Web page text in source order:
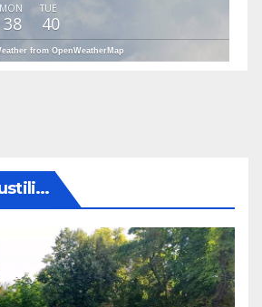
MON
38
TUE
40
from OpenWeatherMap